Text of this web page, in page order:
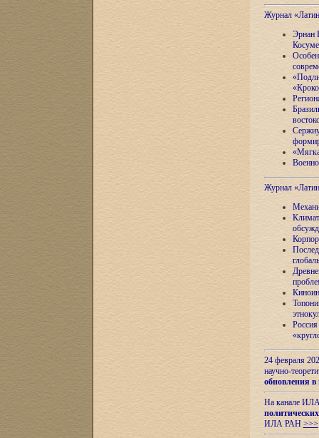
Журнал
Эрнан
Журнал
24 февраля
научно-
обновления в
На канале
ИЛА РАН >>>